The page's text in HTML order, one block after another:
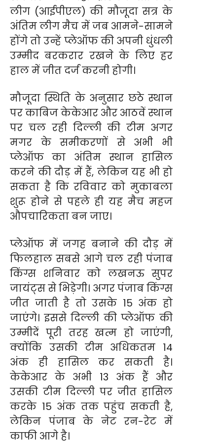
लीग (आईपीएल) की मौजूदा सत्र के
अंतिम लीग मैच में जब आमने-सामने
होंगे तो उन्हें प्लेऑफ की अपनी धुंधली
उम्मीद बरकरार रखने के लिए हर
हाल में जीत दर्ज करनी होगी।
मौजूदा स्थिति के अनुसार छठे स्थान
पर काबिज केकेआर और आठवें स्थान
पर चल रही दिल्ली की टीम अगर
मगर के समीकरणों से अभी भी
प्लेऑफ का अंतिम स्थान हासिल
करने की दौड़ में हैं, लेकिन यह भी हो
सकता है कि रविवार को मुकाबला
शुरू होने से पहले ही यह मैच महज
औपचारिकता बन जाए।
प्लेऑफ में जगह बनाने की दौड़ में
फिलहाल सबसे आगे चल रही पंजाब
किंग्स शनिवार को लखनऊ सुपर
जायंट्स से भिड़ेगी। अगर पंजाब किंग्स
जीत जाती है तो उसके 15 अंक हो
जाएंगे। इससे दिल्ली की प्लेऑफ की
उम्मीदें पूरी तरह खत्म हो जाएंगी,
क्योंकि उसकी टीम अधिकतम 14
अंक ही हासिल कर सकती है।
केकेआर के अभी 13 अंक हैं और
उसकी टीम दिल्ली पर जीत हासिल
करके 15 अंक तक पहुंच सकती है,
लेकिन पंजाब के नेट रन-रेट में
काफी आगे है।